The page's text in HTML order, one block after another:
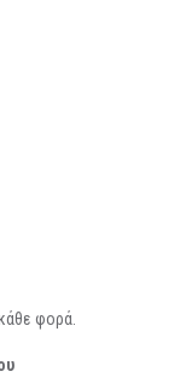
φορά.